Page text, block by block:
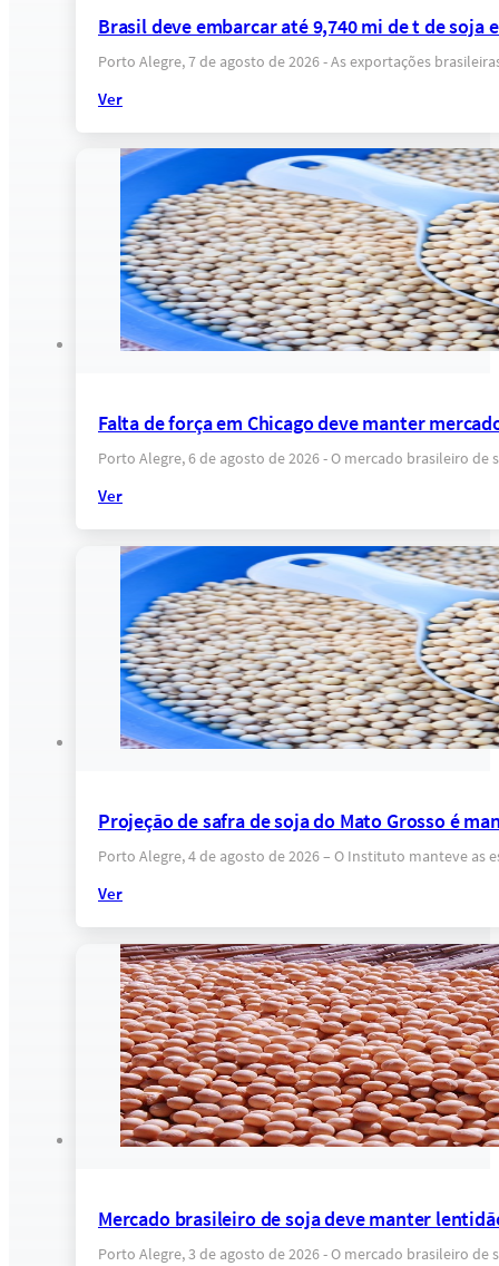
Brasil deve embarcar até 9,740 mi de t de soja
Porto Alegre, 7 de agosto de 2026 - As exportações
Ver
Falta de força em Chicago deve manter
Porto Alegre, 6 de agosto de 2026 - O mercado brasileiro
Ver
Projeção de safra de soja do Mato Grosso é
Porto Alegre, 4 de agosto de 2026 – O Instituto manteve as
Ver
Mercado brasileiro de soja deve manter
Porto Alegre, 3 de agosto de 2026 - O mercado brasileiro